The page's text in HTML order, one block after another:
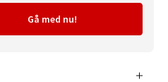
Gå med nu!